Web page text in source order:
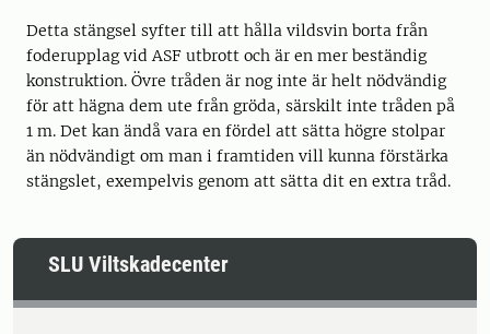
Detta stängsel syfter till att hålla vildsvin borta från
foderupplag vid ASF utbrott och är en mer beständig
konstruktion. Övre tråden är nog inte är helt nödvändig
för att hägna dem ute från gröda, särskilt inte tråden på
1 m. Det kan ändå vara en fördel att sätta högre stolpar
än nödvändigt om man i framtiden vill kunna förstärka
stängslet, exempelvis genom att sätta dit en extra tråd.
SLU Viltskadecenter